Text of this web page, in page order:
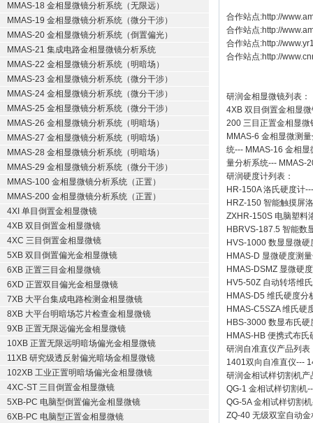
MMAS-18 金相显微镜分析系统（无限远）
MMAS-19 金相显微镜分析系统（微分干涉）
MMAS-20 金相显微镜分析系统（倒置偏光）
MMAS-21 集成电路金相显微镜分析系统
MMAS-22 金相显微镜分析系统（明暗场）
MMAS-23 金相显微镜分析系统（微分干涉）
MMAS-24 金相显微镜分析系统（微分干涉）
MMAS-25 金相显微镜分析系统（微分干涉）
MMAS-26 金相显微镜分析系统（明暗场）
MMAS-27 金相显微镜分析系统（明暗场）
MMAS-28 金相显微镜分析系统（明暗场）
MMAS-29 金相显微镜分析系统（微分干涉）
MMAS-100 金相显微镜分析系统（正置）
MMAS-200 金相显微镜分析系统（正置）
4XI 单目倒置金相显微镜
4XB 双目倒置金相显微镜
4XC 三目倒置金相显微镜
5XB 双目倒置偏光金相显微镜
6XB 正置三目金相显微镜
6XD 正置双目偏光金相显微镜
7XB 大平台集成电路检测金相显微镜
8XB 大平台明暗场芯片检查金相显微镜
9XB 正置无限远偏光金相显微镜
10XB 正置无限远明暗场偏光金相显微镜
11XB 研究级透反射偏光暗场金相显微镜
102XB 工业正置明暗场偏光金相显微镜
4XC-ST 三目倒置金相显微镜
5XB-PC 电脑型倒置偏光金相显微镜
6XB-PC 电脑型正置金相显微镜
合作站点:http://
合作站点:http://
合作站点:http://
合作站点:http://
研润金相显微镜列表：
4XB 双目倒置金相显
200 三目正置金相显微
MMAS-6 金相显微测
统--- MMAS-16 金相显
量分析系统--- MMAS-
研润硬度计列表：
HR-150A 洛氏硬度计
HRZ-150 智能触摸屏
ZXHR-150S 电脑塑料
HBRVS-187.5 智能数
HVS-1000 数显显微硬
HMAS-D 显微硬度测
HMAS-DSMZ 显微硬
HV5-50Z 自动转塔维
HMAS-D5 维氏硬度分
HMAS-C5SZA 维氏硬
HBS-3000 数显布氏硬
HMAS-HB 便携式布氏
研润自准直仪产品列表
1401双向自准直仪---
研润金相试样切割机产
QG-1 金相试样切割机
QG-5A 金相试样切割机
ZQ-40 无级双室自动金